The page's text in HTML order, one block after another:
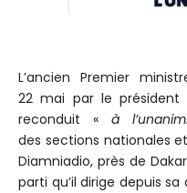
L’ancien Premier
22 mai par le président
reconduit « à
des sections nationales
Diamniadio, près de
parti qu’il dirige depuis sa